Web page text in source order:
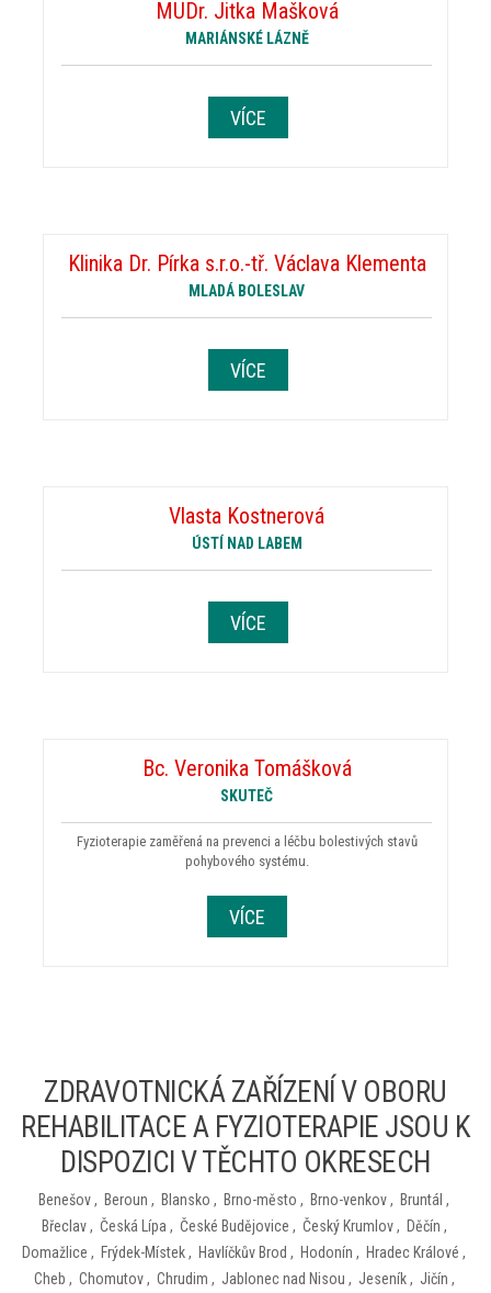
MUDr. Jitka Mašková
MARIÁNSKÉ LÁZNĚ
VÍCE
Klinika Dr. Pírka s.r.o.-tř. Václava Klementa
MLADÁ BOLESLAV
VÍCE
Vlasta Kostnerová
ÚSTÍ NAD LABEM
VÍCE
Bc. Veronika Tomášková
SKUTEČ
Fyzioterapie zaměřená na prevenci a léčbu bolestivých stavů
pohybového systému.
VÍCE
ZDRAVOTNICKÁ ZAŘÍZENÍ V OBORU
REHABILITACE A FYZIOTERAPIE JSOU K
DISPOZICI V TĚCHTO OKRESECH
Benešov, Beroun , Blansko , Brno-město , Brno-venkov, Bruntál ,
Břeclav, Česká Lípa , České Budějovice , Český Krumlov, Děčín ,
Domažlice , Frýdek-Místek, Havlíčkův Brod , Hodonín , Hradec Králové ,
Cheb , Chomutov, Chrudim , Jablonec nad Nisou , Jeseník, Jičín ,